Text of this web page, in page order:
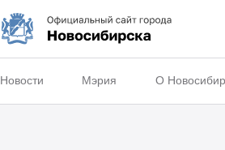
Новости Мэрия О